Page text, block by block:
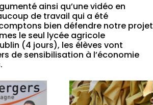
ainsi qu’une vidéo en
de travail qui a été
bien défendre notre projet
le seul lycée agricole
(4 jours), les élèves vont
de sensibilisation à l’économie